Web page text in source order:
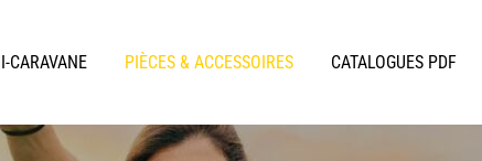
CARAVANE PIÈCES & ACCESSOIRES CATALOGUES PDF